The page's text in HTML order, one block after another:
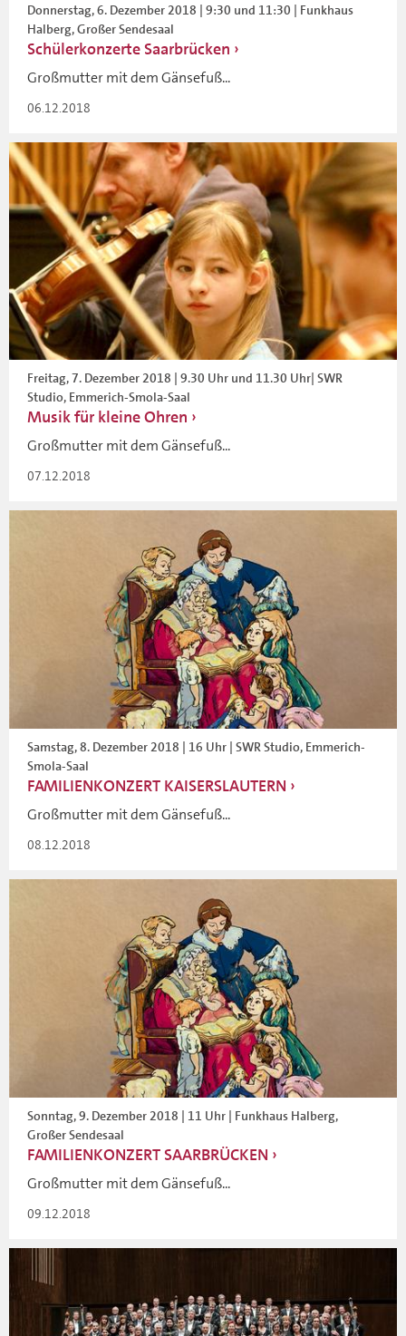
Donnerstag, 6. Dezember 2018 | 9:30 und 11:30 | Funkhaus
Halberg, Großer Sendesaal
Schülerkonzerte Saarbrücken
Großmutter mit dem Gänsefuß...
06.12.2018
Freitag, 7. Dezember 2018 | 9.30 Uhr und 11.30 Uhr| SWR
Studio, Emmerich-Smola-Saal
Musik für kleine Ohren
Großmutter mit dem Gänsefuß...
07.12.2018
Samstag, 8. Dezember 2018 | 16 Uhr | SWR Studio, Emmerich-
Smola-Saal
FAMILIENKONZERT KAISERSLAUTERN
Großmutter mit dem Gänsefuß...
08.12.2018
Sonntag, 9. Dezember 2018 | 11 Uhr | Funkhaus Halberg,
Großer Sendesaal
FAMILIENKONZERT SAARBRÜCKEN
Großmutter mit dem Gänsefuß...
09.12.2018